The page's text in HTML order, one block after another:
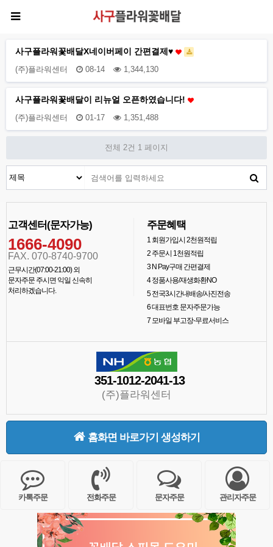
사구플라워꽃배달X네이버페이 간편결제♥
(주)플라워센터 08-14 1,344,130
사구플라워꽃배달이 리뉴얼 오픈하였습니다!
(주)플라워센터 01-17 1,351,488
전체 2건 1 페이지
고객센터(문자가능)
1666-4090
FAX. 070-8740-9700
근무시간(07:00-21:00) 외
문자주문 주시면 익일 신속히
처리하겠습니다.
주문혜택
1회원가입시 2천원적립
2주문시 1천원적립
3N Pay구매 간편결제
4정품사용/재생화환NO
5전국3시간내배송/사진전송
6대표번호 문자주문가능
7모바일 부고장-무료서비스
351-1012-2041-13
(주)플라워센터
홈화면 바로가기 생성하기
카톡주문 전화주문 문자주문 관리자주문